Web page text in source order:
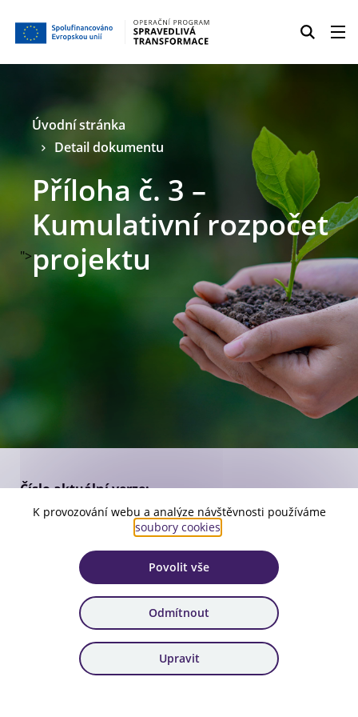
">
Úvodní stránka
Detail dokumentu
Příloha č. 3 –
Kumulativní rozpočet
projektu
Číslo aktuální verze:
od 19. 11. 2025
Stáhnout dokument
K provozování webu a analýze návštěvnosti používáme
soubory cookies
Povolit vše
Odmítnout
Upravit